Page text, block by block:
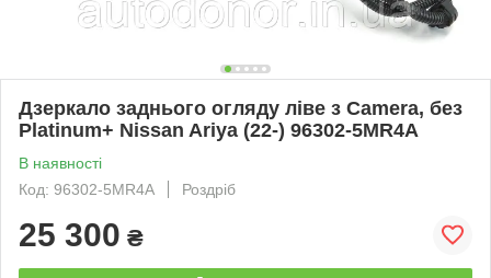
Дзеркало заднього огляду ліве з Camera, без
Platinum+ Nissan Ariya (22-) 96302-5MR4A
В наявності
Код: 96302-5MR4A
Роздріб
25 300 ₴